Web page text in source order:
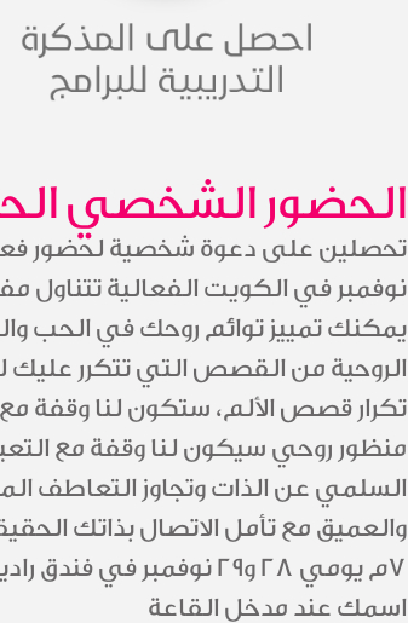
الحضور الشخصي
نوفمبر في الكويت الفعالية تتناول
يمكنك تمييز توائم روحك في الحب
الروحية من القصص التي تتكرر
تكرار قصص الألم، ستكون لنا وقفة
منظور روحي سيكون لنا وقفة مع
السلمي عن الذات وتجاوز التعاطف
7م يومي 28 و29 نوفمبر
اسمك عند مدخل القاعة